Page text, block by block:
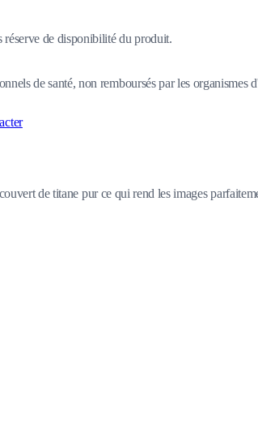
réserve de disponibilité du produit.
de santé, non remboursés par les
de titane pur ce qui rend les images